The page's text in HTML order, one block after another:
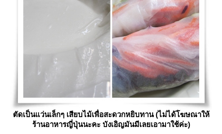
ตัดเป็นแว่นเล็กๆ เสียบไม้เพื่อสะดวกหยิบทาน (ไม่ได้โฆษณาให้
ร้านอาหารญี่ปุ่นนะคะ บังเอิญมันมีเลยเอามาใช้ค่ะ)